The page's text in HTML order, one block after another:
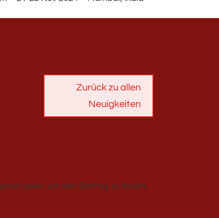
Zurück zu allen
Neuigkeiten
oben, um den Beitrag zu finden.